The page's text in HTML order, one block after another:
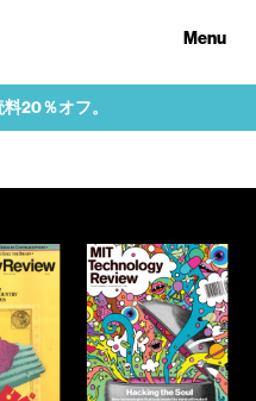
Menu
20％オフ。